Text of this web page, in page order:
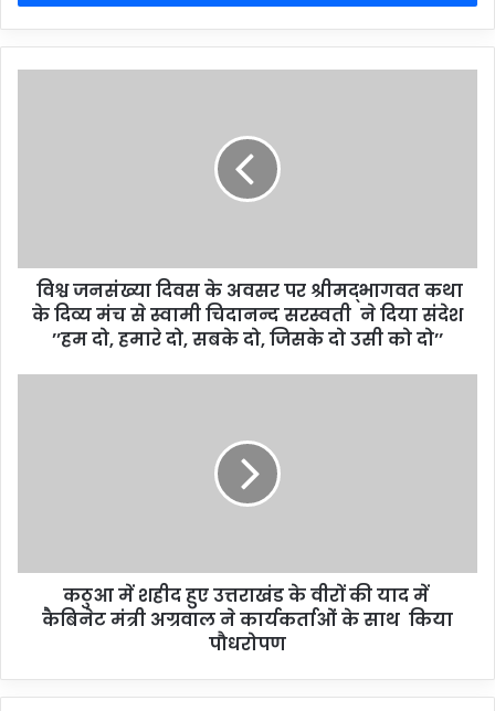
विश्व जनसंख्या दिवस के अवसर पर श्रीमद्भागवत कथा
के दिव्य मंच से स्वामी चिदानन्द सरस्वती ने दिया संदेश
’’हम दो, हमारे दो, सबके दो, जिसके दो उसी को दो’’
कठुआ में शहीद हुए उत्तराखंड के वीरों की याद में
कैबिनेट मंत्री अग्रवाल ने कार्यकर्ताओं के साथ किया
पौधरोपण